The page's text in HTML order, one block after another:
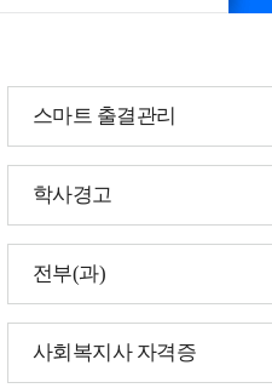
스마트 출결관리
학사경고
전부(과)
사회복지사 자격증